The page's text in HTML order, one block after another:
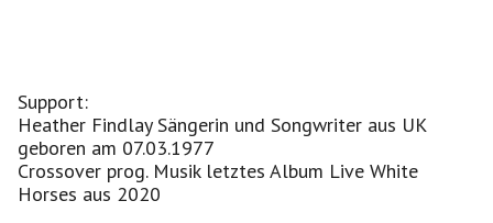
Support:
Heather Findlay Sängerin und Songwriter aus UK
geboren am 07.03.1977
Crossover prog. Musik letztes Album Live White
Horses aus 2020